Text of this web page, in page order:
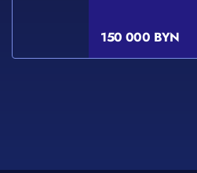
150 000 BYN